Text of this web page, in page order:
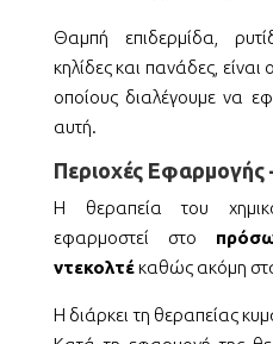
Θαμπή επιδερμίδα,
κηλίδες και πανάδες, είναι
οποίους διαλέγουμε να
αυτή.
Περιοχές Εφαρμογής
Η θεραπεία του
εφαρμοστεί στο
ντεκολτέκαθώς ακόμη
Η διάρκει τη θεραπείας